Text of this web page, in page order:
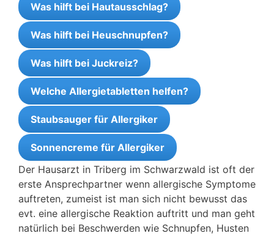
Was hilft bei Hautausschlag?
Was hilft bei Heuschnupfen?
Was hilft bei Juckreiz?
Welche Allergietabletten helfen?
Staubsauger für Allergiker
Sonnencreme für Allergiker
Der Hausarzt in Triberg im Schwarzwald ist oft der
erste Ansprechpartner wenn allergische Symptome
auftreten, zumeist ist man sich nicht bewusst das
evt. eine allergische Reaktion auftritt und man geht
natürlich bei Beschwerden wie Schnupfen, Husten